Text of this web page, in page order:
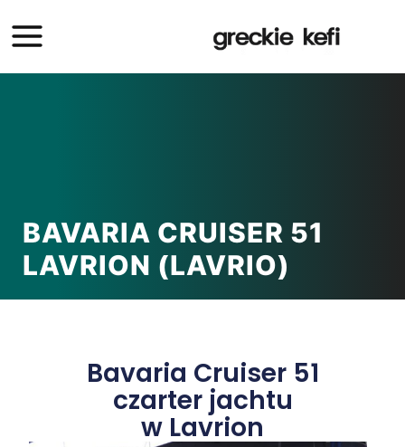
BAVARIA CRUISER 51
LAVRION (LAVRIO)
Bavaria Cruiser 51
czarter jachtu
w Lavrion